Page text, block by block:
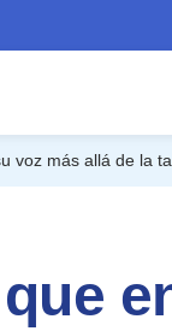
voz más allá de la